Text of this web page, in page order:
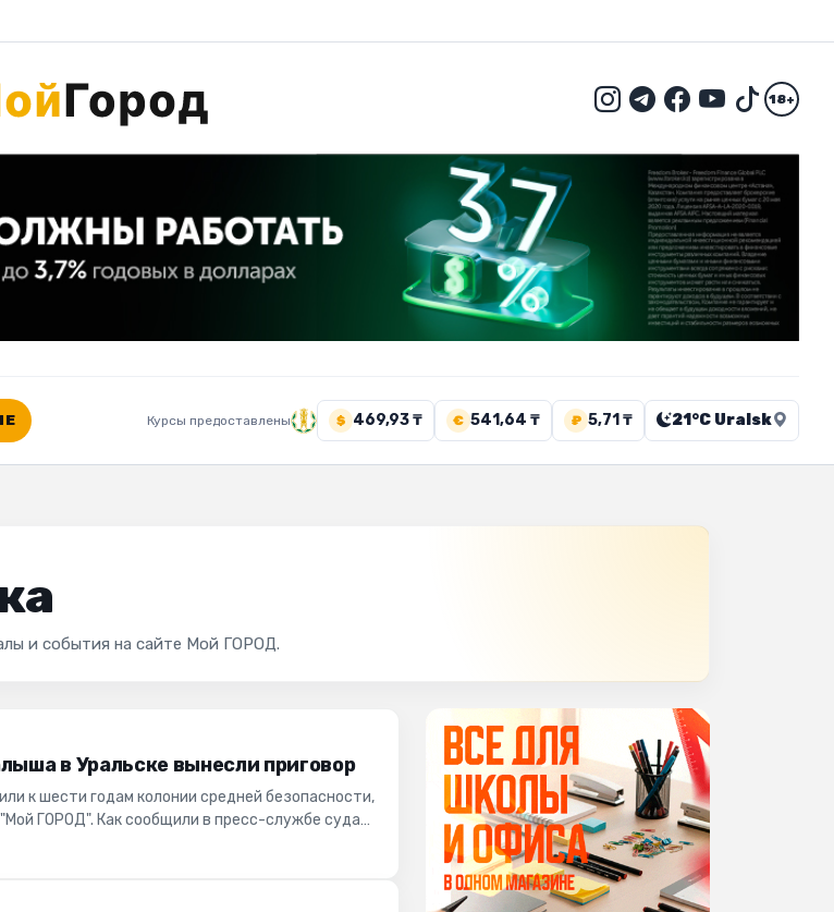
18+
Курсы предоставлены $ 469,93 ₸ € 541,64 ₸ ₽ 5,71 ₸ 21°C Uralsk
и события на сайте Мой ГОРОД.
в Уральске вынесли приговор
к шести годам колонии средней безопасности,
ГОРОД". Как сообщили в пресс-службе суда